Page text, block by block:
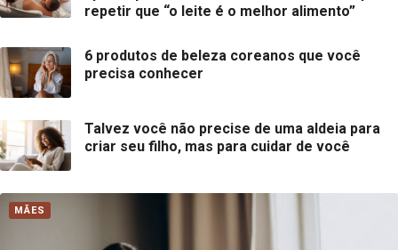
repetir que “o leite é o melhor alimento”
6 produtos de beleza coreanos que você
precisa conhecer
Talvez você não precise de uma aldeia para
criar seu filho, mas para cuidar de você
MÃES